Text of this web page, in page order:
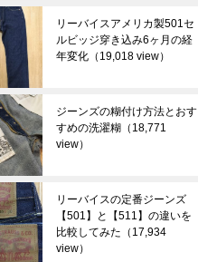
リーバイスアメリカ製501セ
ルビッジ穿き込み6ヶ月の経
年変化 （19,018 view）
ジーンズの糊付け方法とおす
すめの洗濯糊 （18,771
view）
リーバイスの定番ジーンズ
【501】と【511】の違いを
比較してみた （17,934
view）